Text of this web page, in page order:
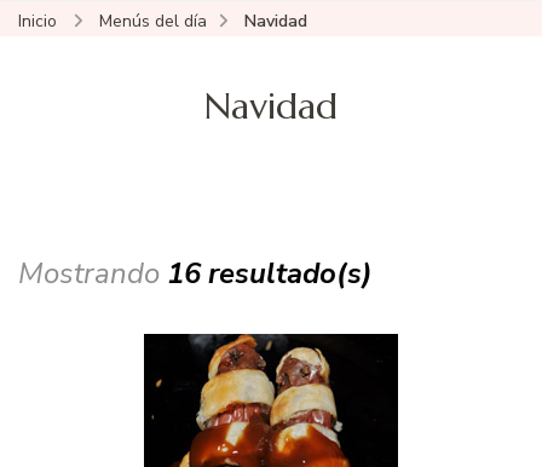
Inicio Menús del día Navidad
Navidad
Mostrando 16 resultado(s)